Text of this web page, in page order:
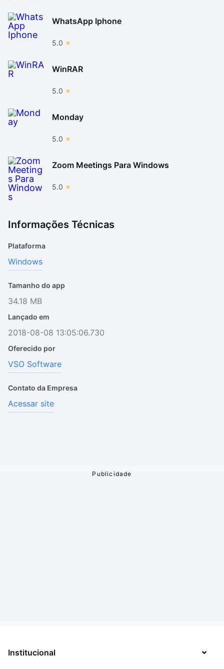
WhatsApp Iphone
5.0
WinRAR
5.0
Monday
5.0
Zoom Meetings Para Windows
5.0
Informações Técnicas
Plataforma
Windows
Tamanho do app
34.18 MB
Lançado em
2018-08-08 13:05:06.730
Oferecido por
VSO Software
Contato da Empresa
Acessar site
Institucional